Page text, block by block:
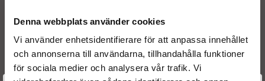
Denna webbplats använder cookies
Vi använder enhetsidentifierare för att anpassa innehållet
och annonserna till användarna, tillhandahålla funktioner
för sociala medier och analysera vår trafik. Vi
96596666
3M5Q 9F593 HB FORD
RM3M5Q 9F593 HD FORD
3M5Q9F593HD FORD